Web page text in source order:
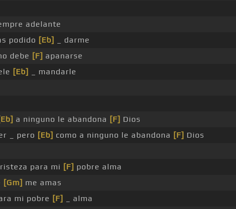
adelante
podido [Eb]
_ darme
debe [F] apanarse
[Eb]
_ mandarle
a ninguno le abandona [F] Dios
_ pero [Eb] como a ninguno le abandona [F] Dios
para mi [F] pobre alma
[Gm] me amas
mi pobre [F]
_ alma